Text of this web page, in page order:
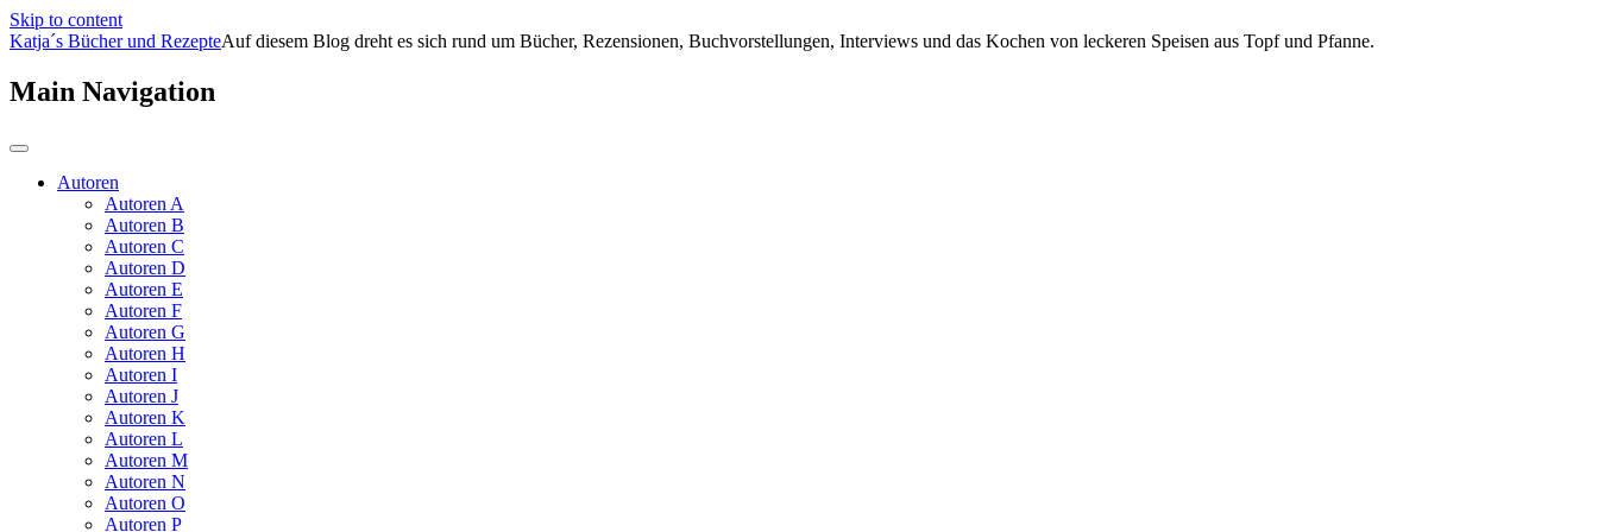
Skip to content
Katja´s Bücher und RezepteAuf diesem Blog dreht es sich rund um Bücher, Rezensionen, Buchvorstellungen, Interviews und das Kochen von leckeren Speisen aus Topf und Pfanne.
Main Navigation
Autoren
Autoren A
Autoren B
Autoren C
Autoren D
Autoren E
Autoren F
Autoren G
Autoren H
Autoren I
Autoren J
Autoren K
Autoren L
Autoren M
Autoren N
Autoren O
Autoren P